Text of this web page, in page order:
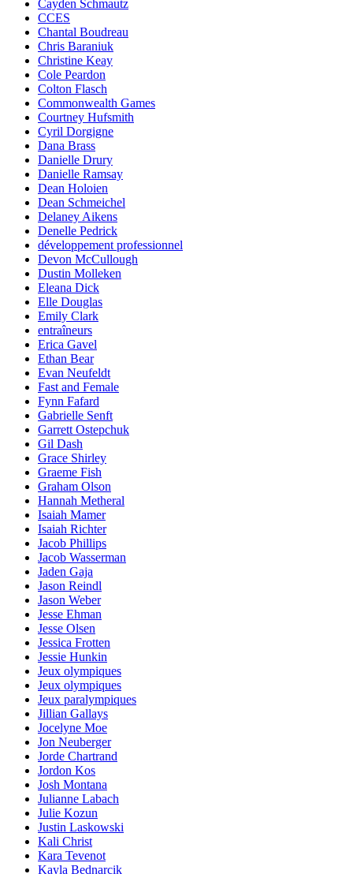
Cayden Schmautz
CCES
Chantal Boudreau
Chris Baraniuk
Christine Keay
Cole Peardon
Colton Flasch
Commonwealth Games
Courtney Hufsmith
Cyril Dorgigne
Dana Brass
Danielle Drury
Danielle Ramsay
Dean Holoien
Dean Schmeichel
Delaney Aikens
Denelle Pedrick
développement professionnel
Devon McCullough
Dustin Molleken
Eleana Dick
Elle Douglas
Emily Clark
entraîneurs
Erica Gavel
Ethan Bear
Evan Neufeldt
Fast and Female
Fynn Fafard
Gabrielle Senft
Garrett Ostepchuk
Gil Dash
Grace Shirley
Graeme Fish
Graham Olson
Hannah Metheral
Isaiah Mamer
Isaiah Richter
Jacob Phillips
Jacob Wasserman
Jaden Gaja
Jason Reindl
Jason Weber
Jesse Ehman
Jesse Olsen
Jessica Frotten
Jessie Hunkin
Jeux olympiques
Jeux olympiques
Jeux paralympiques
Jillian Gallays
Jocelyne Moe
Jon Neuberger
Jorde Chartrand
Jordon Kos
Josh Montana
Julianne Labach
Julie Kozun
Justin Laskowski
Kali Christ
Kara Tevenot
Kayla Bednarcik